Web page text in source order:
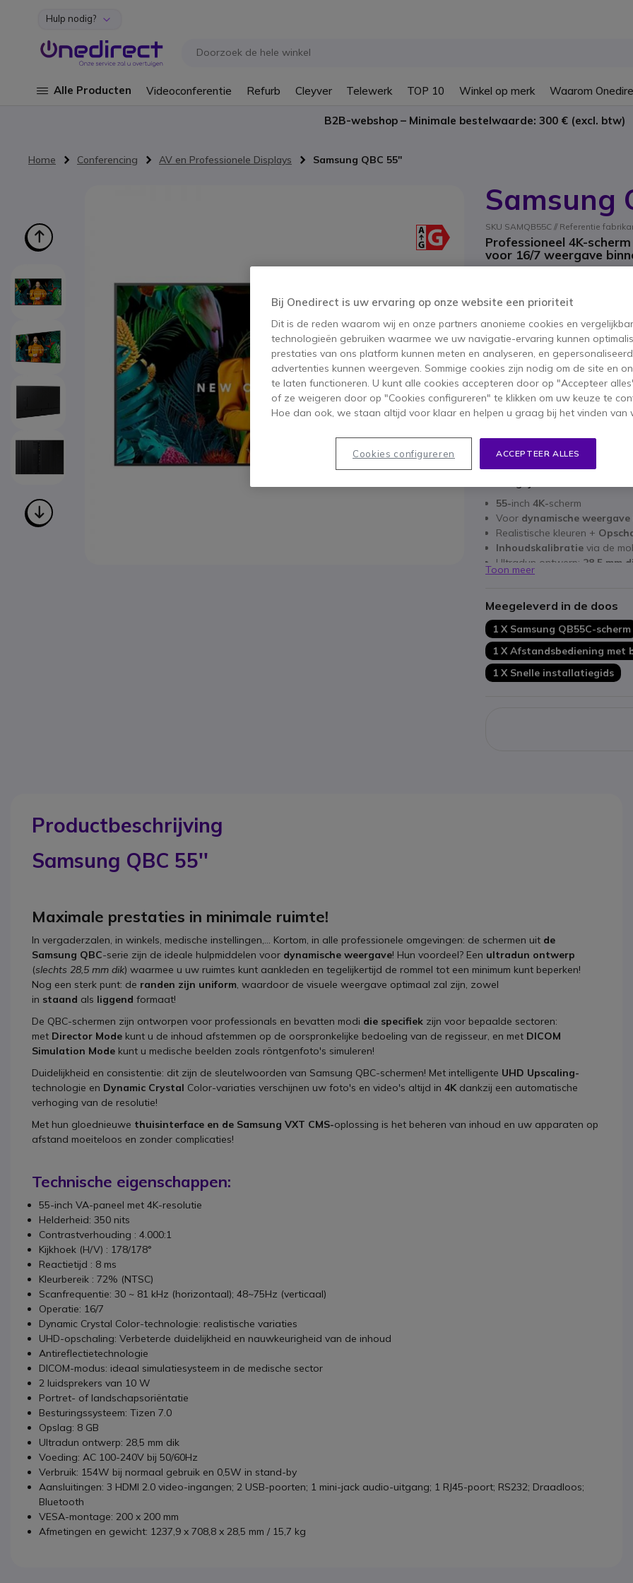
Ga naar de inhoud
Hulp nodig?
Alle Producten Videoconferentie Refurb Cleyver Telewerk TOP 10 Winkel op merk Waarom
B2B-webshop – Minimale bestelwaarde: 300 € (excl. btw)
Home Conferencing AV en Professionele Displays Samsung QBC 55''
Samsung
SKU SAMQB55C // Referentie
Professioneel 4K-
voor 16/7 weergave
1.267,95 €
634,95 €
Aantal
IN
Niet op voorraad
2 producten in
3 jaarFabrieksgarantie
55-inch 4K-scherm
Voor dynamische weergave
Realistische kleuren +
Inhoudskalibratie via de
Ultradun ontwerp: 28,5 mm
Uniforme randen: optimale
Content- en apparaatbeheer
Gecentreerde VESA-gaten:
Duurzaam: Energy Star-
Toon meer
Meegeleverd in de doos
1 X Samsung QB55C-scherm
1 X Afstandsbediening met
1 X Snelle installatiegids
Productbeschrijving
Samsung QBC 55''
Maximale prestaties in minimale ruimte!
In vergaderzalen, in winkels, medische instellingen,... Kortom, in alle professionele omgevingen: de schermen uit de
Samsung QBC-serie zijn de ideale hulpmiddelen voor dynamische weergave! Hun voordeel? Een ultradun ontwerp
(slechts 28,5 mm dik) waarmee u uw ruimtes kunt aankleden en tegelijkertijd de rommel tot een minimum kunt beperken!
Nog een sterk punt: de randen zijn uniform, waardoor de visuele weergave optimaal zal zijn, zowel
in staand als liggend formaat!
De QBC-schermen zijn ontworpen voor professionals en bevatten modi die specifiek zijn voor bepaalde sectoren:
met Director Mode kunt u de inhoud afstemmen op de oorspronkelijke bedoeling van de regisseur, en met DICOM
Simulation Mode kunt u medische beelden zoals röntgenfoto's simuleren!
Duidelijkheid en consistentie: dit zijn de sleutelwoorden van Samsung QBC-schermen! Met intelligente UHD Upscaling-
technologie en Dynamic Crystal Color-variaties verschijnen uw foto's en video's altijd in 4K dankzij een automatische
verhoging van de resolutie!
Met hun gloednieuwe thuisinterface en de Samsung VXT CMS-oplossing is het beheren van inhoud en uw apparaten op
afstand moeiteloos en zonder complicaties!
Technische eigenschappen:
55-inch VA-paneel met 4K-resolutie
Helderheid: 350 nits
Contrastverhouding : 4.000:1
Kijkhoek (H/V) : 178/178°
Reactietijd : 8 ms
Kleurbereik : 72% (NTSC)
Scanfrequentie: 30 ~ 81 kHz (horizontaal); 48~75Hz (verticaal)
Operatie: 16/7
Dynamic Crystal Color-technologie: realistische variaties
UHD-opschaling: Verbeterde duidelijkheid en nauwkeurigheid van de inhoud
Antireflectietechnologie
DICOM-modus: ideaal simulatiesysteem in de medische sector
2 luidsprekers van 10 W
Portret- of landschapsoriëntatie
Besturingssysteem: Tizen 7.0
Opslag: 8 GB
Ultradun ontwerp: 28,5 mm dik
Voeding: AC 100-240V bij 50/60Hz
Verbruik: 154W bij normaal gebruik en 0,5W in stand-by
Aansluitingen: 3 HDMI 2.0 video-ingangen; 2 USB-poorten; 1 mini-jack audio-uitgang; 1 RJ45-poort; RS232; Draadloos;
Bluetooth
VESA-montage: 200 x 200 mm
Afmetingen en gewicht: 1237,9 x 708,8 x 28,5 mm / 15,7 kg
Bij Onedirect is uw ervaring op onze website een prioriteit
Dit is de reden waarom wij en onze partners anonieme cookies en
technologieën gebruiken waarmee we uw navigatie-ervaring kunnen
prestaties van ons platform kunnen meten en analyseren, en
advertenties kunnen weergeven. Sommige cookies zijn nodig om de site en
te laten functioneren. U kunt alle cookies accepteren door op "Accepteer
of ze weigeren door op "Cookies configureren" te klikken om uw keuze te
Hoe dan ook, we staan altijd voor klaar en helpen u graag bij het vinden van
ACCEPTEER ALLES
Cookies configureren